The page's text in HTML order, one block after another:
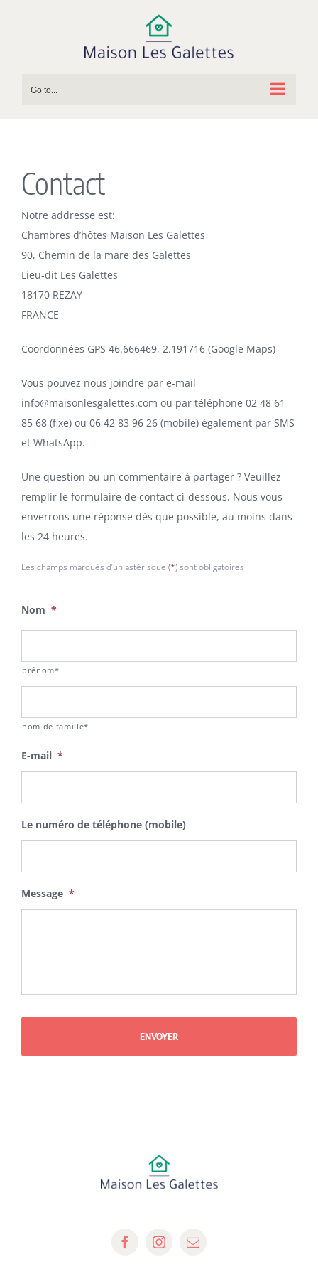
Go to...
Contact
Notre addresse est:
Chambres d’hôtes Maison Les Galettes
90, Chemin de la mare des Galettes
Lieu-dit Les Galettes
18170 REZAY
FRANCE
Coordonnées GPS 46.666469, 2.191716 (Google Maps)
Vous pouvez nous joindre par e-mail
info@maisonlesgalettes.com ou par téléphone 02 48 61
85 68 (fixe) ou 06 42 83 96 26 (mobile) également par SMS
et WhatsApp.
Une question ou un commentaire à partager ? Veuillez
remplir le formulaire de contact ci-dessous. Nous vous
enverrons une réponse dès que possible, au moins dans
les 24 heures.
Les champs marqués d’un astérisque (*) sont obligatoires
Nom *
prénom*
nom de famille*
E-mail *
Le numéro de téléphone (mobile)
Message *